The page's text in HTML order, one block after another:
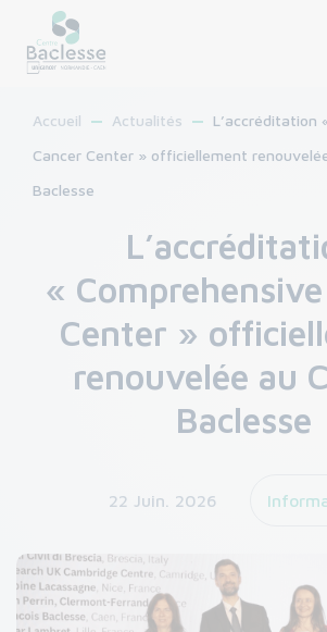
Accueil Actualités
L’accréditation
Cancer Center » officiellement
Baclesse
«
Center »
renouvelée au
Baclesse
22 Juin. 2026